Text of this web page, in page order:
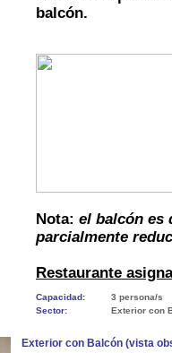
balcón.
Nota: el balcón es
parcialmente
Restaurante
Capacidad:
3 persona/s
Sector:
Exterior con
Exterior con Balcón (vista